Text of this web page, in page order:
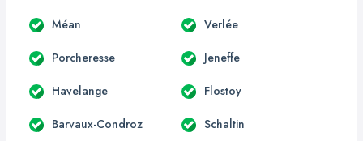
Méan Verlée
Porcheresse Jeneffe
Havelange Flostoy
Barvaux-Condroz Schaltin